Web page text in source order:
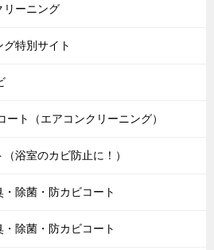
リーニング
特別サイト
ート（エアコンクリーニング）
浴室のカビ防止に！）
除菌・防カビコート
除菌・防カビコート